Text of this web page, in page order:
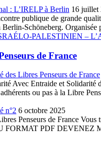
: L’IRELP à Berlin 16 juillet
publique de grande
Berlin-Schöneberg.
PALESTINIEN –
de France
des Libres Penseurs de France
Avec Entraide et
ou pas à la Libre
n°2 6 octobre 2025
Penseurs de France
FORMAT PDF DEVENEZ